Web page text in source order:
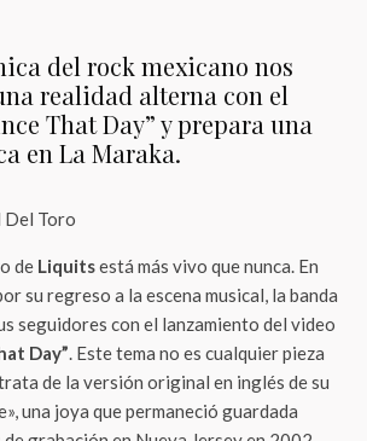
del rock mexicano nos
realidad alterna con el
That Day” y prepara una
en La Maraka.
Toro
de Liquitsestá más vivo que nunca. En
su regreso a la escena musical, la banda
seguidores con el lanzamiento del video
Day”. Este tema no es cualquier pieza
de la versión original en inglés de su
una joya que permaneció guardada